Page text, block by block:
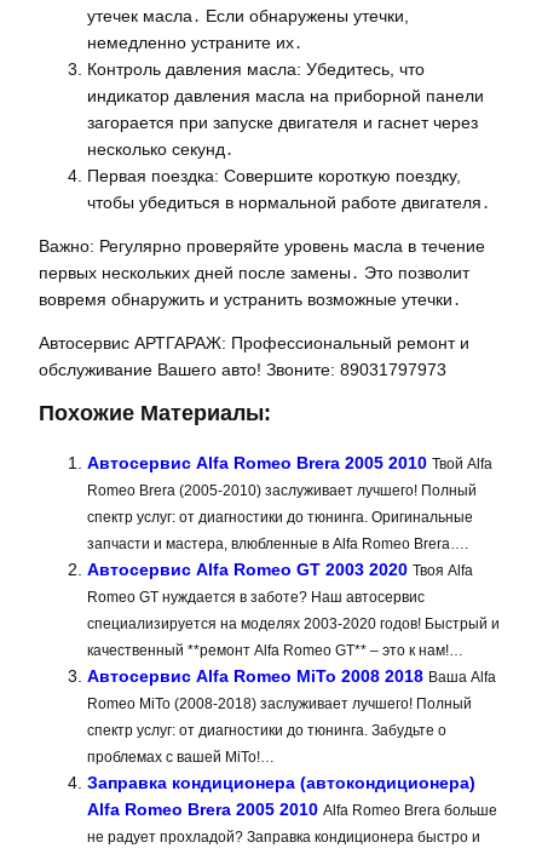
утечек масла․ Если обнаружены утечки,
немедленно устраните их․
Контроль давления масла: Убедитесь, что
индикатор давления масла на приборной панели
загорается при запуске двигателя и гаснет через
несколько секунд․
Первая поездка: Совершите короткую поездку,
чтобы убедиться в нормальной работе двигателя․
Важно: Регулярно проверяйте уровень масла в течение
первых нескольких дней после замены․ Это позволит
вовремя обнаружить и устранить возможные утечки․
Автосервис АРТГАРАЖ: Профессиональный ремонт и
обслуживание Вашего авто! Звоните: 89031797973
Похожие Материалы:
Автосервис Alfa Romeo Brera 2005 2010 Твой Alfa
Romeo Brera (2005-2010) заслуживает лучшего! Полный
спектр услуг: от диагностики до тюнинга. Оригинальные
запчасти и мастера, влюбленные в Alfa Romeo Brera….
Автосервис Alfa Romeo GT 2003 2020 Твоя Alfa
Romeo GT нуждается в заботе? Наш автосервис
специализируется на моделях 2003-2020 годов! Быстрый и
качественный **ремонт Alfa Romeo GT** – это к нам!…
Автосервис Alfa Romeo MiTo 2008 2018 Ваша Alfa
Romeo MiTo (2008-2018) заслуживает лучшего! Полный
спектр услуг: от диагностики до тюнинга. Забудьте о
проблемах с вашей MiTo!…
Заправка кондиционера (автокондиционера)
Alfa Romeo Brera 2005 2010 Alfa Romeo Brera больше
не радует прохладой? Заправка кондиционера быстро и